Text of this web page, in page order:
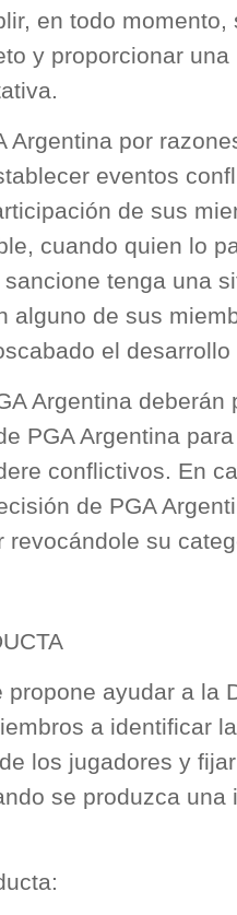
en todo
y proporcionar
Argentina por
eventos
de sus
cuando quien lo
tenga una
alguno de sus
el
Argentina
PGA Argentina
conflictivos. En
de PGA
revocándole su
propone ayudar a la
a identificar
los jugadores y
se produzca una